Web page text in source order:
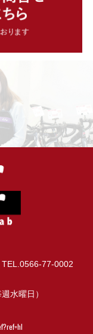
TEL.0566-77-0002
水曜日）